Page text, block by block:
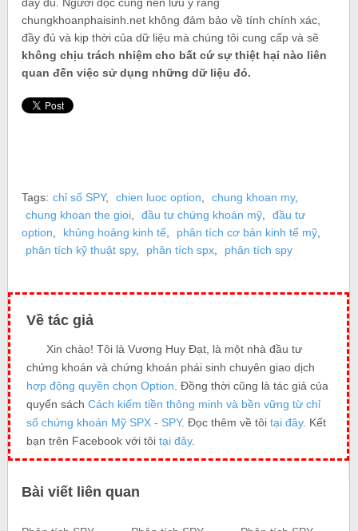
chungkhoanphaisinh.net không đảm bảo về tính chính xác,
đầy đủ và kịp thời của dữ liệu mà chúng tôi cung cấp và sẽ
không chịu trách nhiệm cho bất cứ sự thiệt hại nào liên
quan đến việc sử dụng những dữ liệu đó.
Tags: chỉ số SPY, chien luoc option chung khoan my,
chung khoan the gioi
đầu tư chứng khoán mỹ
đầu tư
option
khủng hoảng kinh tế phân tích cơ bản kinh tế mỹ
phân tích kỹ thuật spy, phân tích spx phân tích spy
Về tác giả
Xin chào! Tôi là Vương Huy Đạt, là một nhà đầu tư
chứng khoán và chứng khoán phái sinh chuyên giao dịch
hợp động quyền chọn Option . Đồng thời cũng là tác giả của
quyển sách Cách kiếm tiền thông minh và bền vững từ chỉ
số chứng khoán Mỹ SPX - SPY. Đọc thêm về tôi tại đây. Kết
bạn trên Facebook với tôi tại đây.
Bài viết liên quan